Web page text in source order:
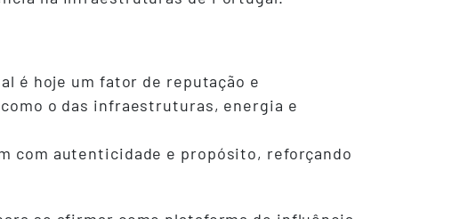
é hoje um fator de reputação e
o das infraestruturas, energia e
com autenticidade e propósito, reforçando